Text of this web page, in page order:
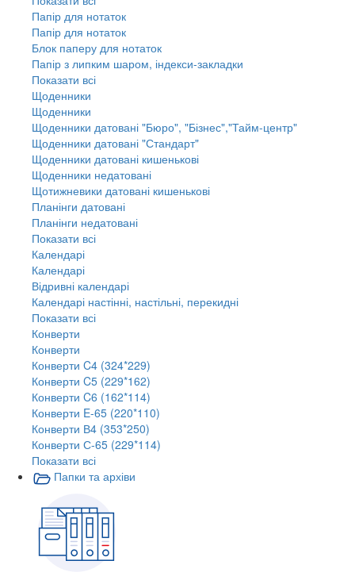
Папір для нотаток
Папір для нотаток
Блок паперу для нотаток
Папір з липким шаром, індекси-закладки
Показати всі
Щоденники
Щоденники
Щоденники датовані "Бюро", "Бізнес","Тайм-центр"
Щоденники датовані "Стандарт"
Щоденники датовані кишенькові
Щоденники недатовані
Щотижневики датовані кишенькові
Планінги датовані
Планінги недатовані
Показати всі
Календарі
Календарі
Відривні календарі
Календарі настінні, настільні, перекидні
Показати всі
Конверти
Конверти
Конверти C4 (324*229)
Конверти C5 (229*162)
Конверти C6 (162*114)
Конверти E-65 (220*110)
Конверти В4 (353*250)
Конверти С-65 (229*114)
Показати всі
Папки та архіви